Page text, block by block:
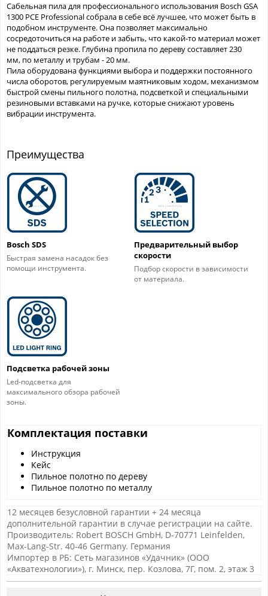
Сабельная пила для профессионального использования Bosch GSA
1300 PCE Professional собрала в себе всё лучшее, что может быть в
подобном инструменте. Она позволяет максимально
сосредоточиться на работе и забыть, что какой-то материал может
не поддаться резке. Глубина пропила по дереву составляет 230
мм, по металлу и трубам - 20 мм.
Пила оборудована функциями выбора и поддержки постоянного
числа оборотов, регулируемым маятниковым ходом, механизмом
быстрой смены пильного полотна, подсветкой и специальными
резиновыми вставками на ручке, которые снижают уровень
вибрации инструмента.
Преимущества
Bosch SDS
Быстрая замена насадок без
помощи инструмента.
Предварительный выбор
скорости
Подбор скорости в зависимости
от материала.
Подсветка рабочей зоны
Led-подсветка для
максимального обзора рабочей
зоны.
Комплектация поставки
Инструкция
Кейс
Пильное полотно по дереву
Пильное полотно по металлу
12 месяцев безусловной гарантии + 24 месяца
дополнительной гарантии в случае регистрации на сайте.
Производитель: Robert BOSCH GmbH, D-70771 Leinfelden,
Max-Lang-Str. 40-46 Germany. Германия
Импортер в РБ: Сеть магазинов «Удачник» (ООО
«Акватехнологии»), г. Минск, пер. Козлова, 7Г, пом. 2, этаж 3